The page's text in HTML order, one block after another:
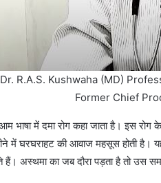
Dr. R.A.S. Kushwaha (MD)
Former Chief
भाषा में दमा रोग कहा जाता है। इस
में घरघराहट की आवाज महसूस होती है।
अस्थमा का जब दौरा पड़ता है तो उस